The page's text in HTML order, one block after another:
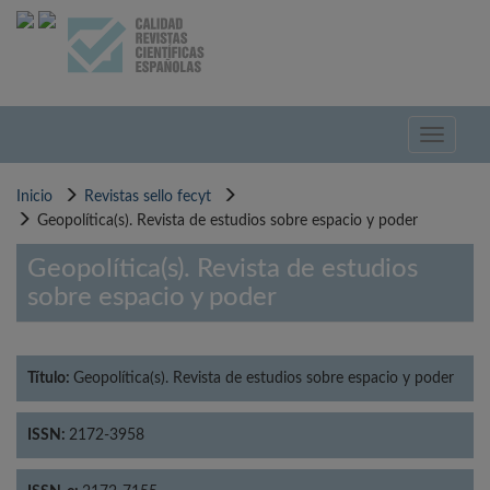
Pasar
Toggle
Inicio
Revistas sello fecyt
Geopolítica(s). Revista de estudios sobre espacio y poder
Geopolítica(s). Revista de estudios
sobre espacio y poder
Título: Geopolítica(s). Revista de estudios sobre espacio y poder
ISSN: 2172-3958